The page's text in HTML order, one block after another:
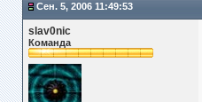
Сен. 5, 2006 11:49:53
slav0nic
Команда